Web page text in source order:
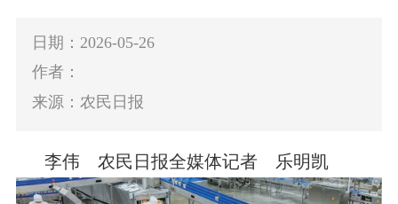
日期：2026-05-26
作者：
来源：农民日报
李伟 农民日报全媒体记者 乐明凯